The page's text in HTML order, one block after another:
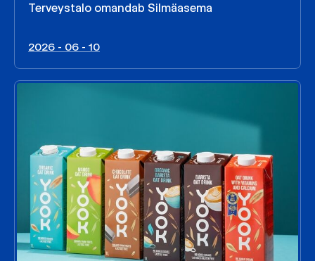
Terveystalo omandab Silmäasema
2026 - 06 - 10